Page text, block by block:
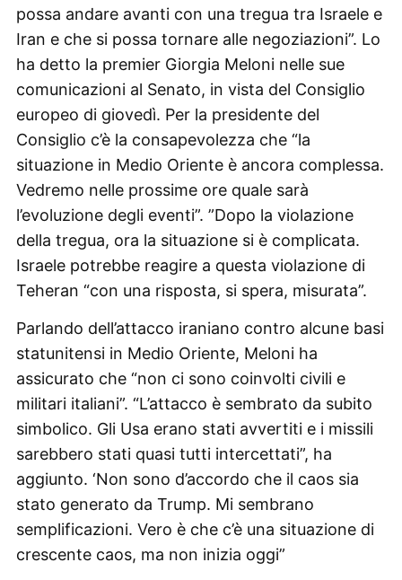
possa andare avanti con una tregua tra Israele e
Iran e che si possa tornare alle negoziazioni”. Lo
ha detto la premier Giorgia Meloni nelle sue
comunicazioni al Senato, in vista del Consiglio
europeo di giovedì. Per la presidente del
Consiglio c’è la consapevolezza che “la
situazione in Medio Oriente è ancora complessa.
Vedremo nelle prossime ore quale sarà
l’evoluzione degli eventi”. ”Dopo la violazione
della tregua, ora la situazione si è complicata.
Israele potrebbe reagire a questa violazione di
Teheran “con una risposta, si spera, misurata”.
Parlando dell’attacco iraniano contro alcune basi
statunitensi in Medio Oriente, Meloni ha
assicurato che “non ci sono coinvolti civili e
militari italiani”. “L’attacco è sembrato da subito
simbolico. Gli Usa erano stati avvertiti e i missili
sarebbero stati quasi tutti intercettati”, ha
aggiunto. ‘Non sono d’accordo che il caos sia
stato generato da Trump. Mi sembrano
semplificazioni. Vero è che c’è una situazione di
crescente caos, ma non inizia oggi”